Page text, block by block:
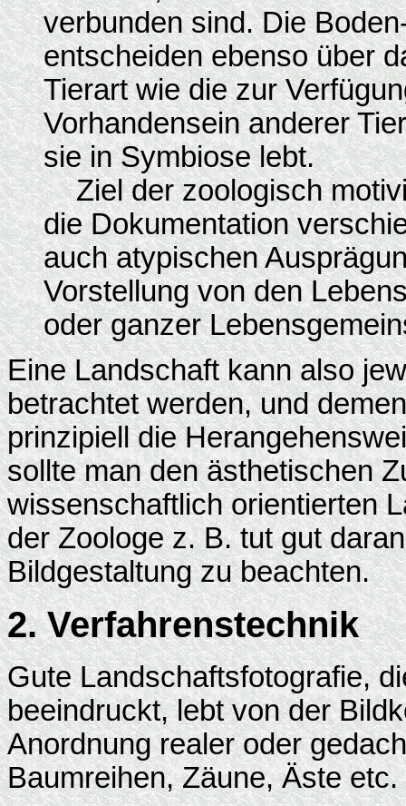
verbunden sind. Die
entscheiden ebenso über
Tierart wie die zur
Vorhandensein anderer
sie in Symbiose lebt.
Ziel der zoologisch
die Dokumentation
auch atypischen
Vorstellung von den
oder ganzer
Eine Landschaft kann also
betrachtet werden, und
prinzipiell die
sollte man den ästhetischen
wissenschaftlich orientierten
der Zoologe z. B. tut gut
Bildgestaltung zu beachten.
2. Verfahrenstechnik
Gute Landschaftsfotografie,
beeindruckt, lebt von der
Anordnung realer oder
Baumreihen, Zäune, Äste